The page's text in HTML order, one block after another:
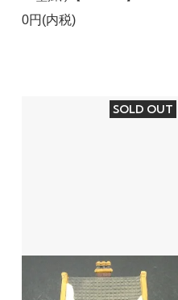
0円(内税)
SOLD OUT